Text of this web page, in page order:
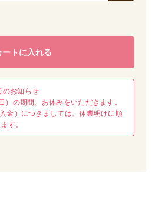
ートに入れる
お知らせ
）の期間、お休みをいただきます。
金）につきましては、休業明けに順
す。